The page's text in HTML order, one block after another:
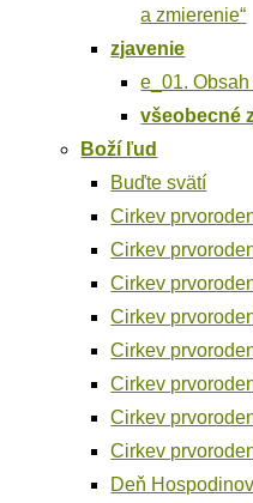
a zmierenie“
zja­ve­nie
e_01. Obsah
vše­obec­né
Boží ľud
Buď­te svätí
Cir­kev
Cir­kev
Cir­kev
Cir­kev
Cir­kev
Cir­kev
Cir­kev
Cir­kev
Deň Hos­po­di­nov